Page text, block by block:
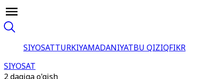
SIYOSATTURKIYAMADANIYATBU QIZIQFIKR
SIYOSAT
2 daqiqa o'qish